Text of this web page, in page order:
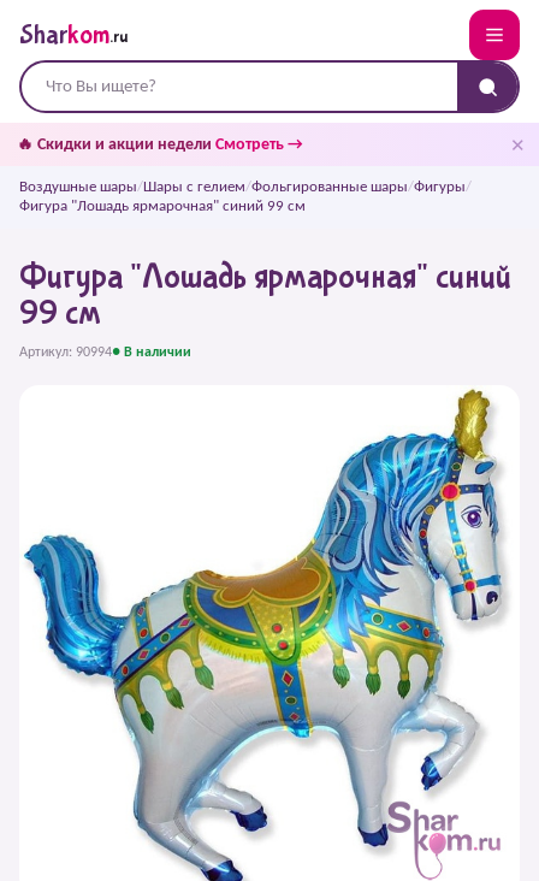
Sharkom.ru
🔥 Скидки и акции недели Смотреть → ✕
Воздушные шары/Шары с гелием/Фольгированные шары/Фигуры/
Фигура "Лошадь ярмарочная" синий 99 см
Фигура "Лошадь ярмарочная" синий
99 см
Артикул: 90994● В наличии